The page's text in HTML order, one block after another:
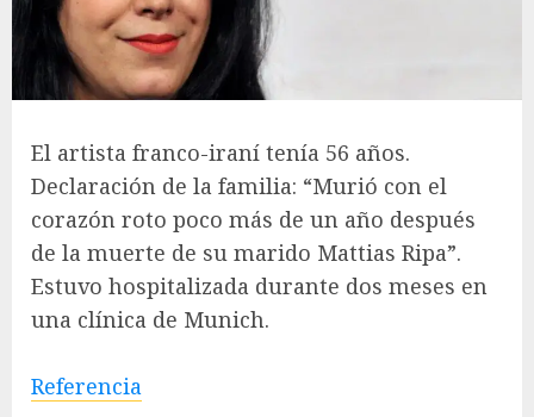
El artista franco-iraní tenía 56 años.
Declaración de la familia: “Murió con el
corazón roto poco más de un año después
de la muerte de su marido Mattias Ripa”.
Estuvo hospitalizada durante dos meses en
una clínica de Munich.
Referencia